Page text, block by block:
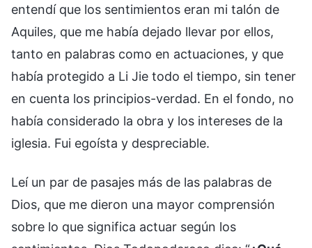
entendí que los sentimientos eran mi talón de
Aquiles, que me había dejado llevar por ellos,
tanto en palabras como en actuaciones, y que
había protegido a Li Jie todo el tiempo, sin tener
en cuenta los principios-verdad. En el fondo, no
había considerado la obra y los intereses de la
iglesia. Fui egoísta y despreciable.
Leí un par de pasajes más de las palabras de
Dios, que me dieron una mayor comprensión
sobre lo que significa actuar según los